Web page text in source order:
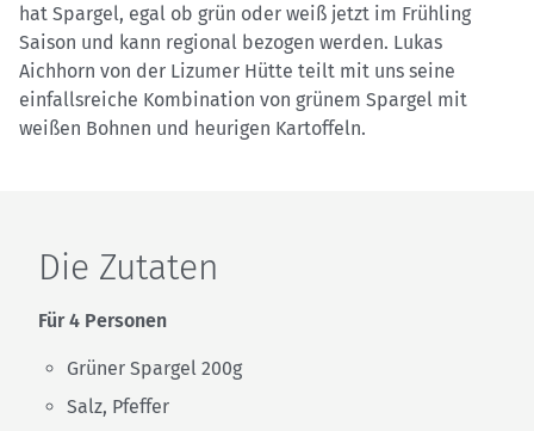
hat Spargel, egal ob grün oder weiß jetzt im Frühling
Saison und kann regional bezogen werden. Lukas
Aichhorn von der Lizumer Hütte teilt mit uns seine
einfallsreiche Kombination von grünem Spargel mit
weißen Bohnen und heurigen Kartoffeln.
Die Zutaten
Für 4 Personen
Grüner Spargel 200g
Salz, Pfeffer